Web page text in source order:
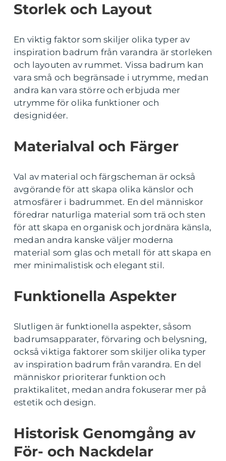
Storlek och Layout
En viktig faktor som skiljer olika typer av
inspiration badrum från varandra är storleken
och layouten av rummet. Vissa badrum kan
vara små och begränsade i utrymme, medan
andra kan vara större och erbjuda mer
utrymme för olika funktioner och
designidéer.
Materialval och Färger
Val av material och färgscheman är också
avgörande för att skapa olika känslor och
atmosfärer i badrummet. En del människor
föredrar naturliga material som trä och sten
för att skapa en organisk och jordnära känsla,
medan andra kanske väljer moderna
material som glas och metall för att skapa en
mer minimalistisk och elegant stil.
Funktionella Aspekter
Slutligen är funktionella aspekter, såsom
badrumsapparater, förvaring och belysning,
också viktiga faktorer som skiljer olika typer
av inspiration badrum från varandra. En del
människor prioriterar funktion och
praktikalitet, medan andra fokuserar mer på
estetik och design.
Historisk Genomgång av
För- och Nackdelar